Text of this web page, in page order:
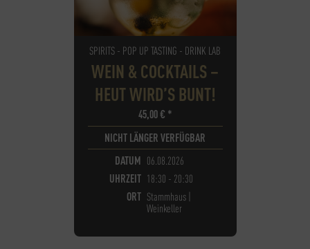
SPIRITS - POP UP TASTING - DRINK LAB
WEIN & COCKTAILS –
HEUT WIRD’S BUNT!
45,00€ *
NICHT LÄNGER VERFÜGBAR
DATUM 06.08.2026
UHRZEIT 18:30 - 20:30
ORT Stammhaus |
Weinkeller